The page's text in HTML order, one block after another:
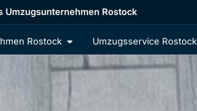
Umzugsunternehmen Rostock
Rostock Umzugsservice Rostock